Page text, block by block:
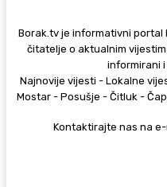
Borak.tv je informativni portal
čitatelje o aktualnim
informirani
Najnovije vijesti - Lokalne
Mostar - Posušje - Čitluk -
Kontaktirajte nas na e-